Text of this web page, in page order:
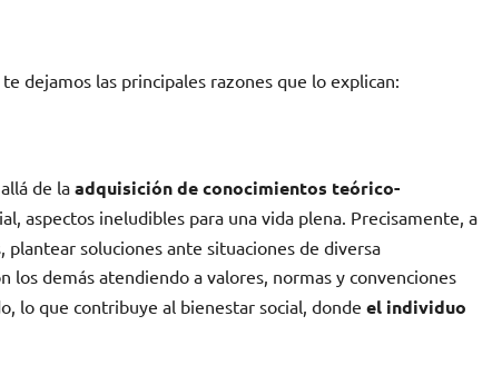
te dejamos las principales razones que lo explican:
de laadquisición de conocimientos teórico-
aspectos ineludibles para una vida plena. Precisamente, a
plantear soluciones ante situaciones de diversa
los demás atendiendo a valores, normas y convenciones
lo que contribuye al bienestar social, dondeel individuo